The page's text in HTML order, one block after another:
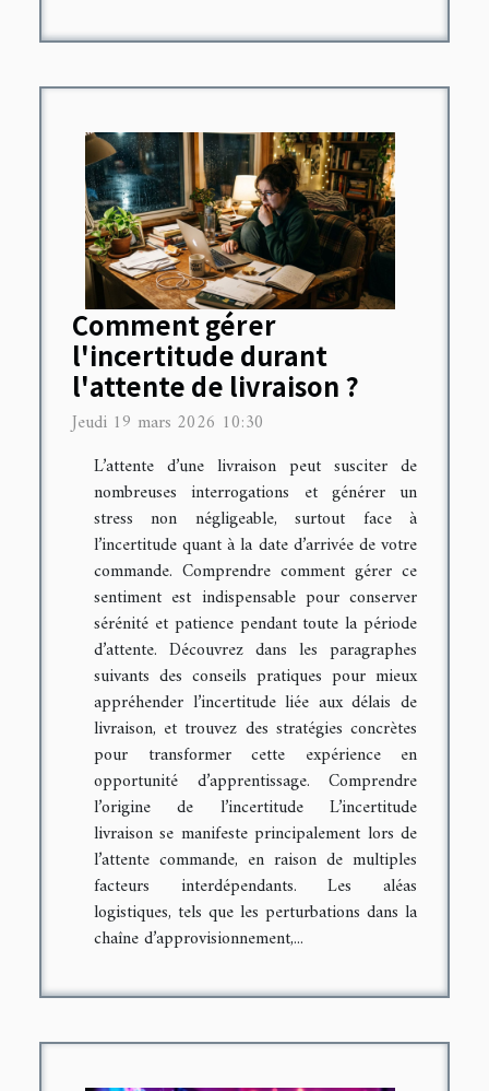
Comment gérer
l'incertitude durant
l'attente de livraison ?
Jeudi 19 mars 2026 10:30
L’attente d’une livraison peut susciter de
nombreuses interrogations et générer un
stress non négligeable, surtout face à
l’incertitude quant à la date d’arrivée de votre
commande. Comprendre comment gérer ce
sentiment est indispensable pour conserver
sérénité et patience pendant toute la période
d’attente. Découvrez dans les paragraphes
suivants des conseils pratiques pour mieux
appréhender l’incertitude liée aux délais de
livraison, et trouvez des stratégies concrètes
pour transformer cette expérience en
opportunité d’apprentissage. Comprendre
l’origine de l’incertitude L’incertitude
livraison se manifeste principalement lors de
l’attente commande, en raison de multiples
facteurs interdépendants. Les aléas
logistiques, tels que les perturbations dans la
chaîne d’approvisionnement,...